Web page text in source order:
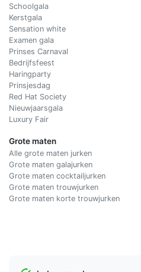
Schoolgala
Kerstgala
Sensation white
Examen gala
Prinses Carnaval
Bedrijfsfeest
Haringparty
Prinsjesdag
Red Hat Society
Nieuwjaarsgala
Luxury Fair
Grote maten
Alle grote maten jurken
Grote maten galajurken
Grote maten cocktailjurken
Grote maten trouwjurken
Grote maten korte trouwjurken